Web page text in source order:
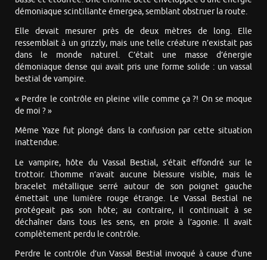
démoniaque scintillante émergea, semblant obstruer la route.
Elle devait mesurer près de deux mètres de long. Elle
ressemblait à un grizzly, mais une telle créature n’existait pas
dans le monde naturel. C’était une masse d’énergie
démoniaque dense qui avait pris une forme solide : un vassal
bestial de vampire.
« Perdre le contrôle en pleine ville comme ça ?! On se moque
de moi ? »
Même Yaze fut plongé dans la confusion par cette situation
inattendue.
Le vampire, hôte du Vassal Bestial, s’était effondré sur le
trottoir. L’homme n’avait aucune blessure visible, mais le
bracelet métallique serré autour de son poignet gauche
émettait une lumière rouge étrange. Le Vassal Bestial ne
protégeait pas son hôte; au contraire, il continuait à se
déchaîner dans tous les sens, en proie à l’agonie. Il avait
complètement perdu le contrôle.
Perdre le contrôle d’un Vassal Bestial invoqué à cause d’une